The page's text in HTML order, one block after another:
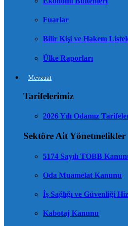
Fuarlar
Bilir Kişi ve Hakem
Ülke Raporları
Mevzuat
Tarifelerimiz
2026 Yılı Odamız
Sektöre Ait Yönetmelikler
5174 Sayılı TOBB
Oda Muamelat Kanunu
İş Sağlığı ve Güvenliği
Kabotaj Kanunu